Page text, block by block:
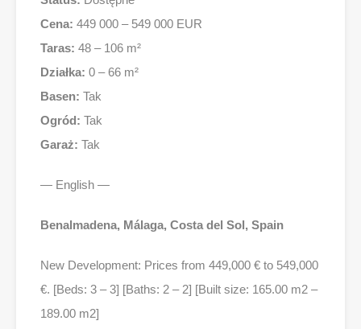
Cena: 449 000 – 549 000 EUR
Taras: 48 – 106 m²
Działka: 0 – 66 m²
Basen: Tak
Ogród: Tak
Garaż: Tak
— English —
Benalmadena, Málaga, Costa del Sol, Spain
New Development: Prices from 449,000 € to 549,000
€. [Beds: 3 – 3] [Baths: 2 – 2] [Built size: 165.00 m2 –
189.00 m2]